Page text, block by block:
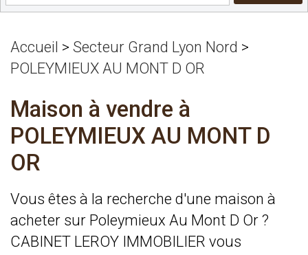
Accueil > Secteur Grand Lyon Nord >
POLEYMIEUX AU MONT D OR
Maison à vendre à
POLEYMIEUX AU MONT D
OR
Vous êtes à la recherche d'une maison à
acheter sur Poleymieux Au Mont D Or ?
CABINET LEROY IMMOBILIER vous